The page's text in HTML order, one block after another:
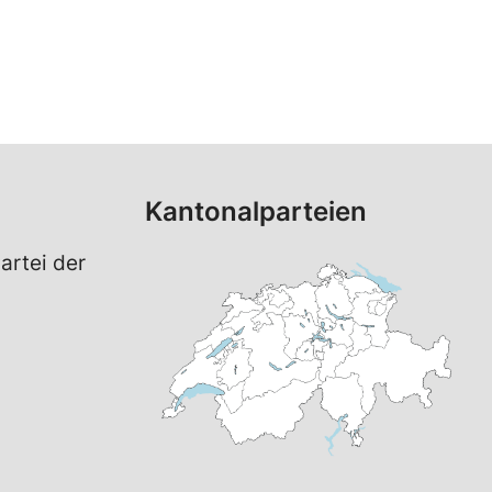
der
Kantonalparteien